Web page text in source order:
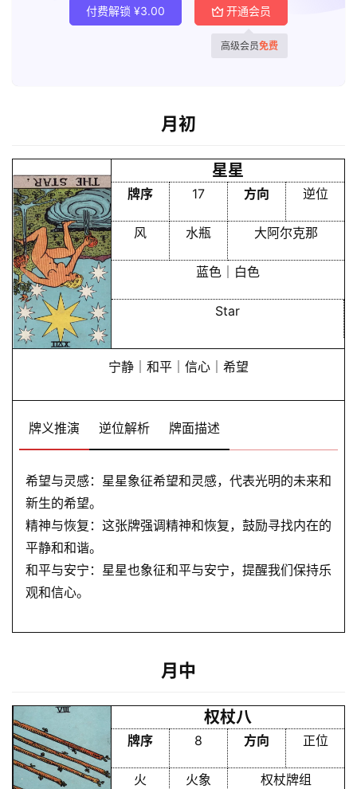
历
占
卜
命
理
服
员
登录 注册
付费解锁 ¥3.00 开通会员
高级会员免费
月初
星星
牌序 17 方向 逆位
风 水瓶 大阿尔克那
蓝色｜白色
Star
宁静｜和平｜信心｜希望
牌义推演 逆位解析 牌面描述
希望与灵感：星星象征希望和灵感，代表光明的未来和
新生的希望。
精神与恢复：这张牌强调精神和恢复，鼓励寻找内在的
平静和和谐。
和平与安宁：星星也象征和平与安宁，提醒我们保持乐
观和信心。
月中
权杖八
牌序 8 方向 正位
火 火象 权杖牌组